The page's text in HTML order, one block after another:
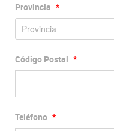
Provincia *
Código Postal *
Teléfono *